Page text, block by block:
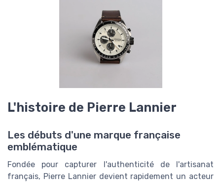
L'histoire de Pierre Lannier
Les débuts d'une marque française
emblématique
Fondée pour capturer l'authenticité de l'artisanat
français, Pierre Lannier devient rapidement un acteur